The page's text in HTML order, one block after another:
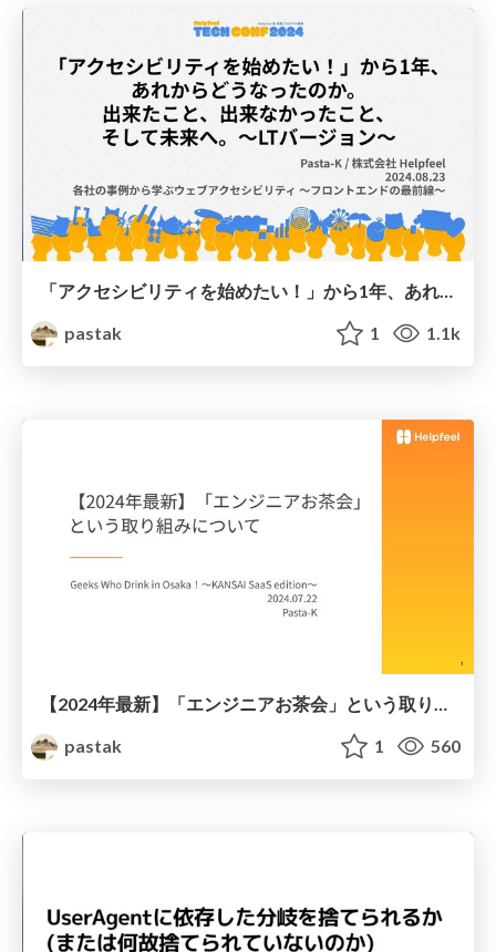
「アクセシビリティを始めたい！」から1年、あれからどうなったのか。 〜LTバージョン〜
pastak
1 1.1k
pastak
1 560